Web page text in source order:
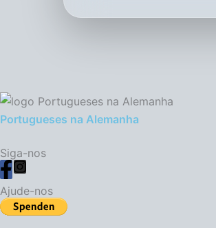
Portugueses na Alemanha
Siga-nos
Ajude-nos